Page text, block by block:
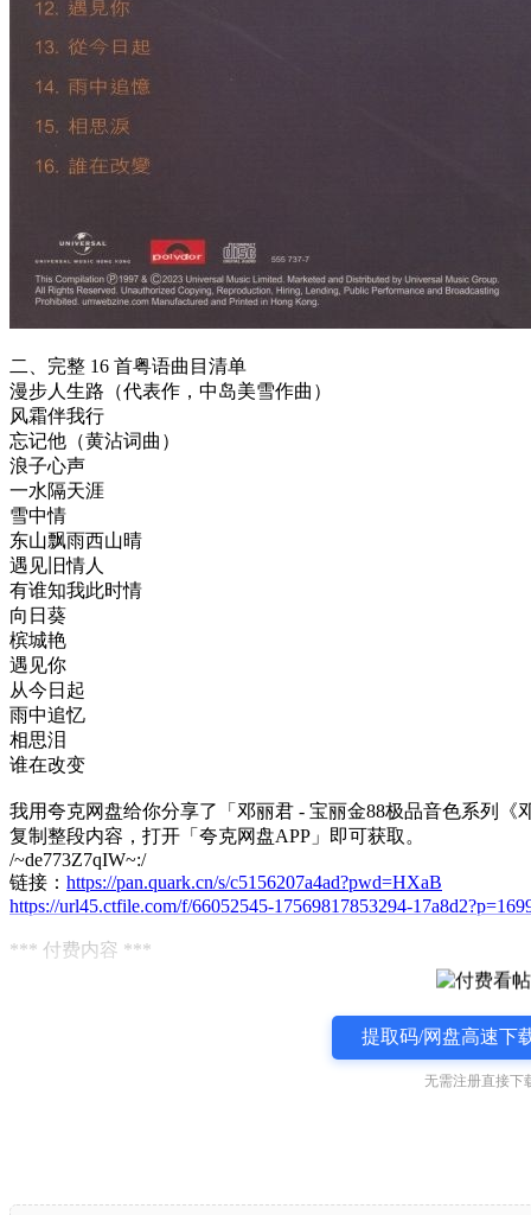
二、完整 16 首粤语曲目清单
漫步人生路（代表作，中岛美雪作曲）
风霜伴我行
忘记他（黄沾词曲）
浪子心声
一水隔天涯
雪中情
东山飘雨西山晴
遇见旧情人
有谁知我此时情
向日葵
槟城艳
遇见你
从今日起
雨中追忆
相思泪
谁在改变
我用夸克网盘给你分享了「邓丽君 - 宝丽金88极品音色系列《
复制整段内容，打开「夸克网盘APP」即可获取。
/~de773Z7qIW~:/
链接： https://pan.quark.cn/s/c5156207a4ad?pwd=HXaB
https://url45.ctfile.com/f/66052545-17569817853294-
*** 付费内容 ***
提取码/网盘高速下
无需注册直接下